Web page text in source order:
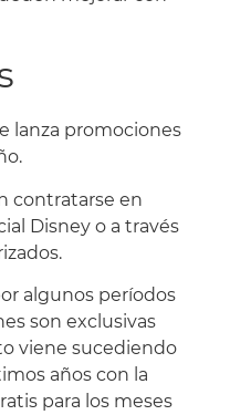
lanza promociones
contratarse en
Disney o a través
algunos períodos
son exclusivas
viene sucediendo
años con la
para los meses